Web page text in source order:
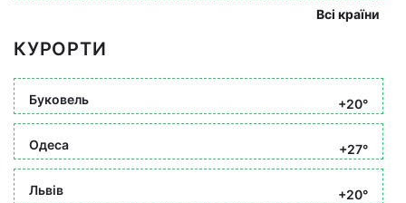
Всі країни
КУРОРТИ
Буковель +20°
Одеса +27°
Львів +20°